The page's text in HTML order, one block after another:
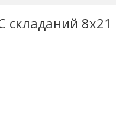
складаний